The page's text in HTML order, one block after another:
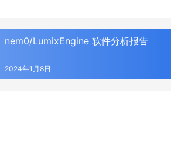
nem0/LumixEngine 软件分析报告
2024年1月8日